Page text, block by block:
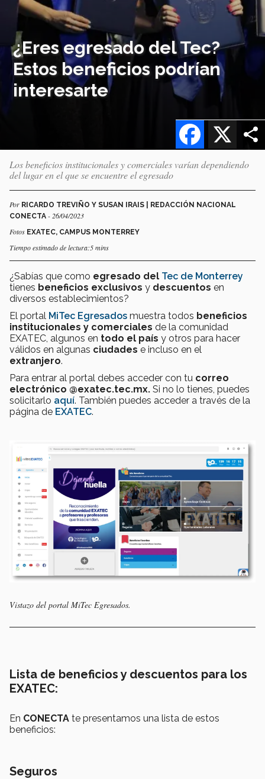
¿Eres egresado del Tec?
Estos beneficios podrían
interesarte
X
Facebook
Los beneficios institucionales y comerciales varían dependiendo
del lugar en el que se encuentre el egresado
Por RICARDO TREVIÑO Y SUSAN IRAIS | REDACCIÓN NACIONAL
CONECTA - 26/04/2023
Fotos EXATEC, CAMPUS MONTERREY
Tiempo estimado de lectura:5 mins
¿Sabías que como egresado del Tec de Monterrey
tienes beneficios exclusivos y descuentos en
diversos establecimientos?
El portal MiTec Egresados muestra todos beneficios
institucionales y comerciales de la comunidad
EXATEC, algunos en todo el país y otros para hacer
válidos en algunas ciudades e incluso en el
extranjero.
Para entrar al portal debes acceder con tu correo
electrónico @exatec.tec.mx. Si no lo tienes, puedes
solicitarlo aquí. También puedes acceder a través de la
página de EXATEC.
Vistazo del portal MiTec Egresados.
Lista de beneficios y descuentos para los
EXATEC:
En CONECTA te presentamos una lista de estos
beneficios:
Seguros